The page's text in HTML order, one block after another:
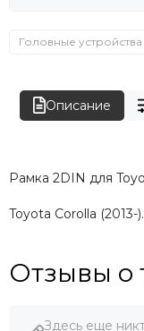
Головные устройства
Описание
Рамка 2DIN для
Toyota Corolla (2013-).
Отзывы о
Здесь еще